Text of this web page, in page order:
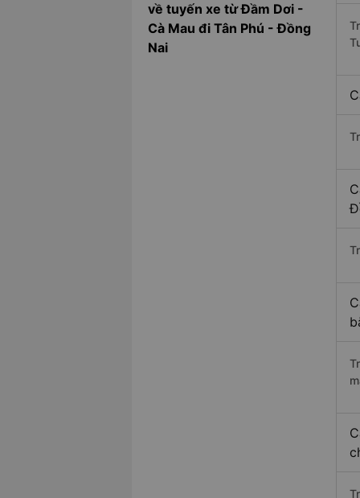
về tuyến xe từ Đầm Dơi -
Cà Mau đi Tân Phú - Đồng
Nai